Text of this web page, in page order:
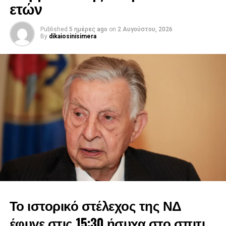
εκπρόσωπος μιας σχολής που αντιλαμβανόταν την
πολιτική όχι ως κάτι πρόσκαιρο, αλλά έχοντας αρχές και
αξίες.
Σεβαστέ μας Γιάννη, μας αφήνεις βαριά κληρονομιά. Την
ευθύνη απέναντι στην πατρίδα, την αφοσίωση σε αξίες,
κυρίως όμως μια βαθιά πολιτική ευγένεια που τόσο μας
λείπει αυτές τις εποχές. Για όλα αυτά η Ελλάδα αλλά και η
μεγάλη μας παράταξη, η Νέα Δημοκρατία θα σε
ευχαριστεί.0
Στη μακρά πορεία του ανέλαβε όποια θέση του ζητήθηκε
και ήταν παρών σε όποια μάχη και αν χρειάστηκε να
δώσει. Με ξεχωριστή την αναθεώρηση του Συντάγματος
του 1961», είπε και μοιράστηκε και προσωπικές ιστορίες
με τον πολιτικό που έφυγε από τη ζωή.
ετών
Published 5 ημέρες ago on 2 Αυγούστου, 2026
By dikaiosinisimera
Το ιστορικό στέλεχος της ΝΔ